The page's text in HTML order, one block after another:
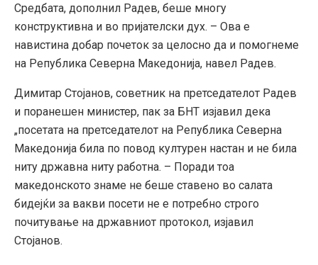
Средбата, дополнил Радев, беше многу
конструктивна и во пријателски дух. – Ова е
навистина добар почеток за целосно да и помогнеме
на Република Северна Македонија, навел Радев.
Димитар Стојанов, советник на претседателот Радев
и поранешен министер, пак за БНТ изјавил дека
„посетата на претседателот на Република Северна
Македонија била по повод културен настан и не била
ниту државна ниту работна. – Поради тоа
македонското знаме не беше ставено во салата
бидејќи за вакви посети не е потребно строго
почитување на државниот протокол, изјавил
Стојанов.